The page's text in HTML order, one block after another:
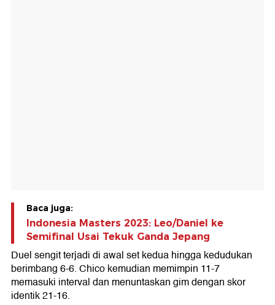
Baca juga:
Indonesia Masters 2023: Leo/Daniel ke
Semifinal Usai Tekuk Ganda Jepang
Duel sengit terjadi di awal set kedua hingga kedudukan
berimbang 6-6. Chico kemudian memimpin 11-7
memasuki interval dan menuntaskan gim dengan skor
identik 21-16.